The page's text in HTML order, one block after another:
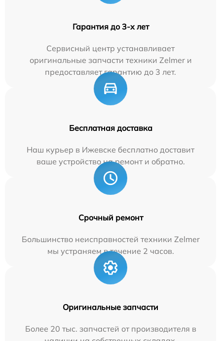
Гарантия до 3-х лет
Сервисный центр устанавливает
оригинальные запчасти техники Zelmer и
предоставляет гарантию до 3 лет.
Бесплатная доставка
Наш курьер в Ижевске бесплатно доставит
ваше устройство на ремонт и обратно.
Срочный ремонт
Большинство неисправностей техники Zelmer
мы устраняем в течение 2 часов.
Оригинальные запчасти
Более 20 тыс. запчастей от производителя в